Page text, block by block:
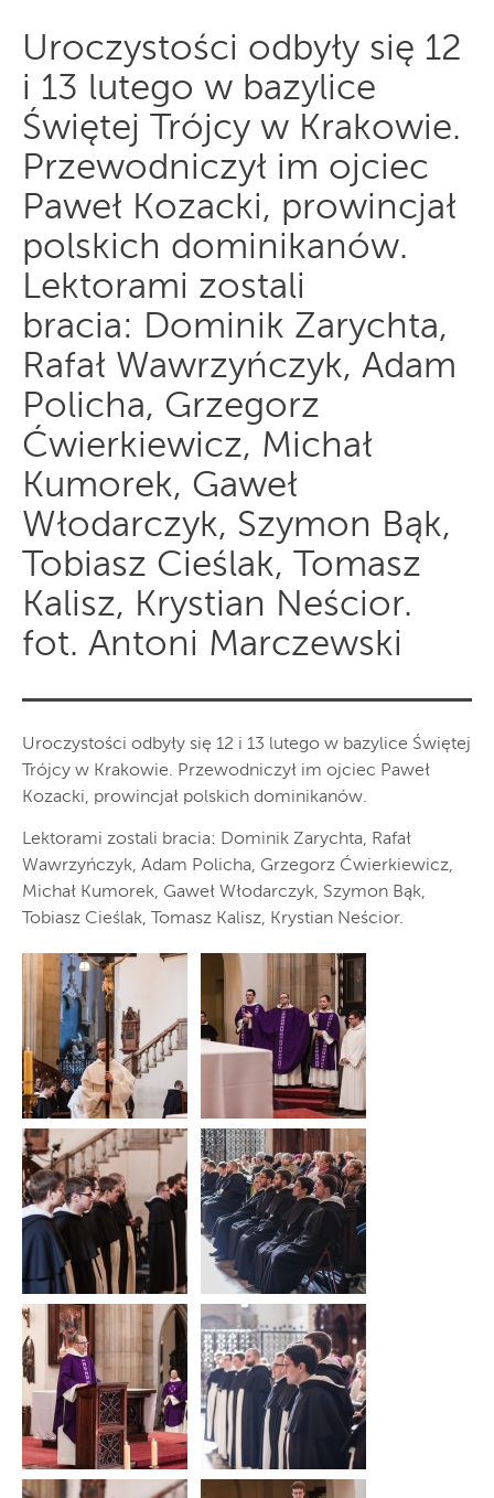
Uroczystości odbyły się 12
i 13 lutego w bazylice
Świętej Trójcy w Krakowie.
Przewodniczył im ojciec
Paweł Kozacki, prowincjał
polskich dominikanów.
Lektorami zostali
bracia: Dominik Zarychta,
Rafał Wawrzyńczyk, Adam
Policha, Grzegorz
Ćwierkiewicz, Michał
Kumorek, Gaweł
Włodarczyk, Szymon Bąk,
Tobiasz Cieślak, Tomasz
Kalisz, Krystian Neścior.
fot. Antoni Marczewski
Uroczystości odbyły się 12 i 13 lutego w bazylice Świętej
Trójcy w Krakowie. Przewodniczył im ojciec Paweł
Kozacki, prowincjał polskich dominikanów.
Lektorami zostali bracia: Dominik Zarychta, Rafał
Wawrzyńczyk, Adam Policha, Grzegorz Ćwierkiewicz,
Michał Kumorek, Gaweł Włodarczyk, Szymon Bąk,
Tobiasz Cieślak, Tomasz Kalisz, Krystian Neścior.